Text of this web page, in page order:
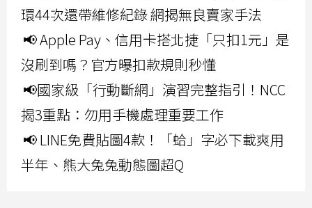
環44次還帶維修紀錄 網揭無良賣家手法
📢 Apple Pay、信用卡搭北捷「只扣1元」是
沒刷到嗎？官方曝扣款規則秒懂
📢國家級「行動斷網」演習完整指引！NCC
揭3重點：勿用手機處理重要工作
📢 LINE免費貼圖4款！「蛤」字必下載爽用
半年、熊大兔兔動態圖超Q